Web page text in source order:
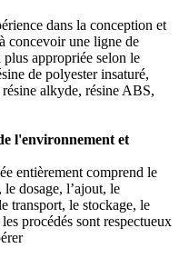
dans la conception et
concevoir une ligne de
appropriée selon le
de polyester insaturé,
alkyde, résine ABS,
l'environnement et
entièrement comprend le
le dosage, l’ajout, le
transport, le stockage, le
procédés sont respectueux